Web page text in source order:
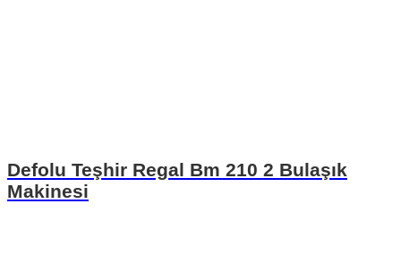
Defolu Teşhir Regal Bm 210 2 Bulaşık
Makinesi